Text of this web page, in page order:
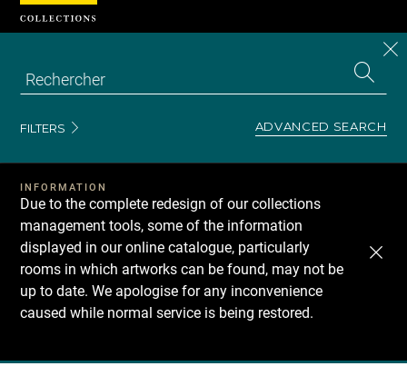
FILTERS ADVANCED SEARCH
INFORMATION
Due to the complete redesign of our collections
management tools, some of the information
displayed in our online catalogue, particularly
rooms in which artworks can be found, may not be
up to date. We apologise for any inconvenience
caused while normal service is being restored.
Recherche
Cookies management panel